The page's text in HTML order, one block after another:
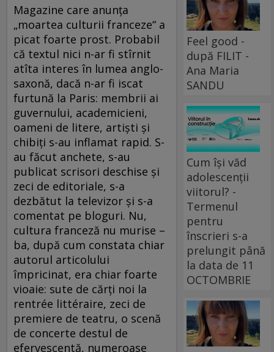
Magazine care anunţa
„moartea culturii franceze“ a
picat foarte prost. Probabil
că textul nici n-ar fi stîrnit
atîta interes în lumea anglo-
saxonă, dacă n-ar fi iscat
furtună la Paris: membrii ai
guvernului, academicieni,
oameni de litere, artişti şi
chibiţi s-au inflamat rapid. S-
au făcut anchete, s-au
publicat scrisori deschise şi
zeci de editoriale, s-a
dezbătut la televizor şi s-a
comentat pe bloguri. Nu,
cultura franceză nu murise –
ba, după cum constata chiar
autorul articolului
împricinat, era chiar foarte
vioaie: sute de cărţi noi la
rentrée littéraire, zeci de
premiere de teatru, o scenă
de concerte destul de
efervescentă, numeroase
Feel good -
după FILIT -
Ana Maria
SANDU
Cum își văd
adolescenții
viitorul? -
Termenul
pentru
înscrieri s-a
prelungit până
la data de 11
OCTOMBRIE